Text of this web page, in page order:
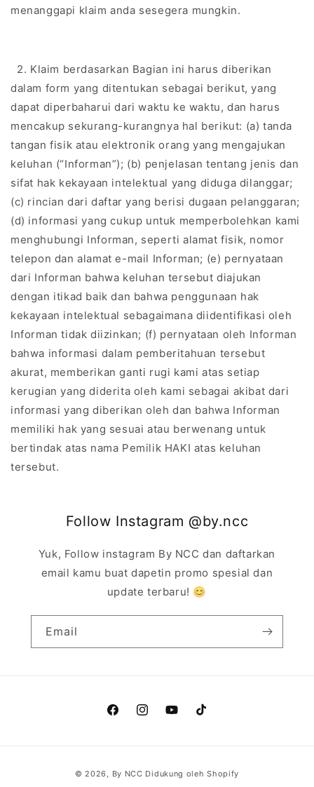
menanggapi klaim anda sesegera mungkin.
2. Klaim berdasarkan Bagian ini harus diberikan
dalam form yang ditentukan sebagai berikut, yang
dapat diperbaharui dari waktu ke waktu, dan harus
mencakup sekurang-kurangnya hal berikut: (a) tanda
tangan fisik atau elektronik orang yang mengajukan
keluhan (“Informan”); (b) penjelasan tentang jenis dan
sifat hak kekayaan intelektual yang diduga dilanggar;
(c) rincian dari daftar yang berisi dugaan pelanggaran;
(d) informasi yang cukup untuk memperbolehkan kami
menghubungi Informan, seperti alamat fisik, nomor
telepon dan alamat e-mail Informan; (e) pernyataan
dari Informan bahwa keluhan tersebut diajukan
dengan itikad baik dan bahwa penggunaan hak
kekayaan intelektual sebagaimana diidentifikasi oleh
Informan tidak diizinkan; (f) pernyataan oleh Informan
bahwa informasi dalam pemberitahuan tersebut
akurat, memberikan ganti rugi kami atas setiap
kerugian yang diderita oleh kami sebagai akibat dari
informasi yang diberikan oleh dan bahwa Informan
memiliki hak yang sesuai atau berwenang untuk
bertindak atas nama Pemilik HAKI atas keluhan
tersebut.
Follow Instagram @by.ncc
Yuk, Follow instagram By NCC dan daftarkan
email kamu buat dapetin promo spesial dan
update terbaru! 😊
Email
FacebookInstagramYouTubeTikTok
© 2026, By NCC Didukung oleh Shopify